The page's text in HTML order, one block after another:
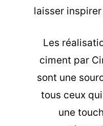
laisser
Les
ciment par
sont une
tous ceux
une